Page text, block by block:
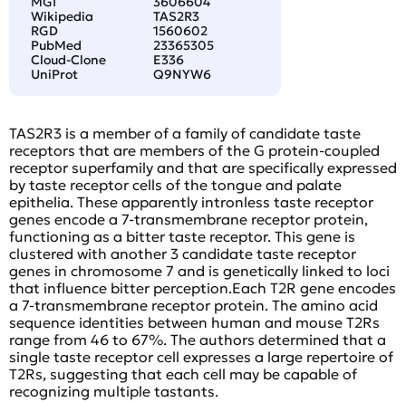
Wikipedia
TAS2R3
RGD
1560602
PubMed
23365305
Cloud-Clone
E336
UniProt
Q9NYW6
TAS2R3 is a member of a family of candidate taste
receptors that are members of the G protein-coupled
receptor superfamily and that are specifically expressed
by taste receptor cells of the tongue and palate
epithelia. These apparently intronless taste receptor
genes encode a 7-transmembrane receptor protein,
functioning as a bitter taste receptor. This gene is
clustered with another 3 candidate taste receptor
genes in chromosome 7 and is genetically linked to loci
that influence bitter perception.Each T2R gene encodes
a 7-transmembrane receptor protein. The amino acid
sequence identities between human and mouse T2Rs
range from 46 to 67%. The authors determined that a
single taste receptor cell expresses a large repertoire of
T2Rs, suggesting that each cell may be capable of
recognizing multiple tastants.